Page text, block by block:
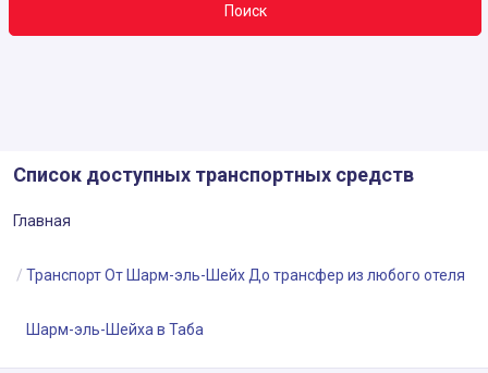
Поиск
Список доступных транспортных средств
Главная
Транспорт От Шарм-эль-Шейх До трансфер из любого отеля
Шарм-эль-Шейха в Таба